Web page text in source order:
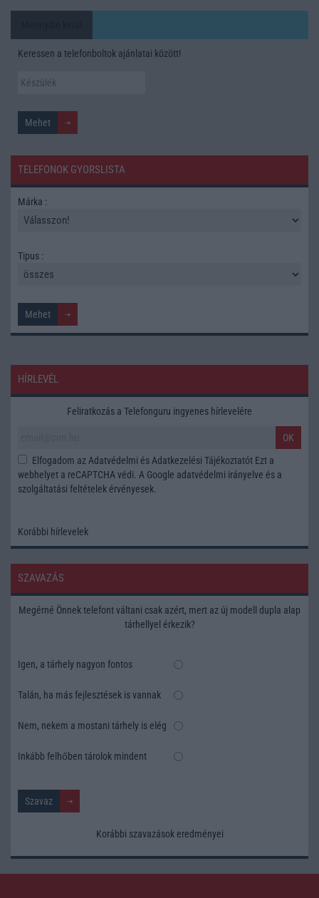
Keressen a telefonboltok ajánlatai között!
TELEFONOK GYORSLISTA
Márka :
Tipus :
HÍRLEVÉL
Feliratkozás a Telefonguru ingyenes hírlevelére
OK
Elfogadom az Adatvédelmi és Adatkezelési Tájékoztatót Ezt a
webhelyet a reCAPTCHA védi. A Google adatvédelmi irányelve és a
szolgáltatási feltételek érvényesek.
Korábbi hírlevelek
SZAVAZÁS
Megérné Önnek telefont váltani csak azért, mert az új modell dupla alap
tárhellyel érkezik?
Igen, a tárhely nagyon fontos
Talán, ha más fejlesztések is vannak
Nem, nekem a mostani tárhely is elég
Inkább felhőben tárolok mindent
Korábbi szavazások eredményei